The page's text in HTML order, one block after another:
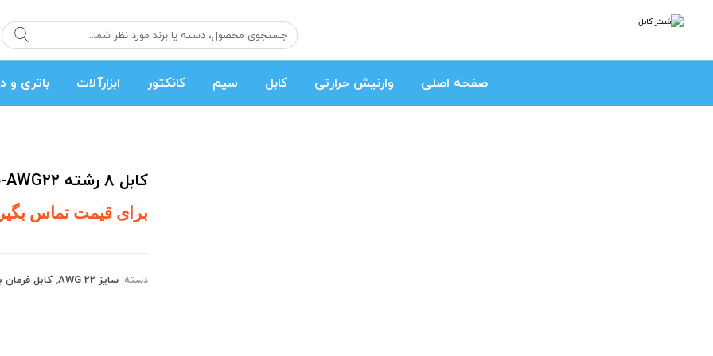
صفحه اصلی وارنیش حرارتی کابل سیم کانکتور ابزارآلات باتری و
کابل 8 رشته AWG22-حلقه 200متری
برای قیمت تماس
دسته:سایز AWG 22 ,کابل